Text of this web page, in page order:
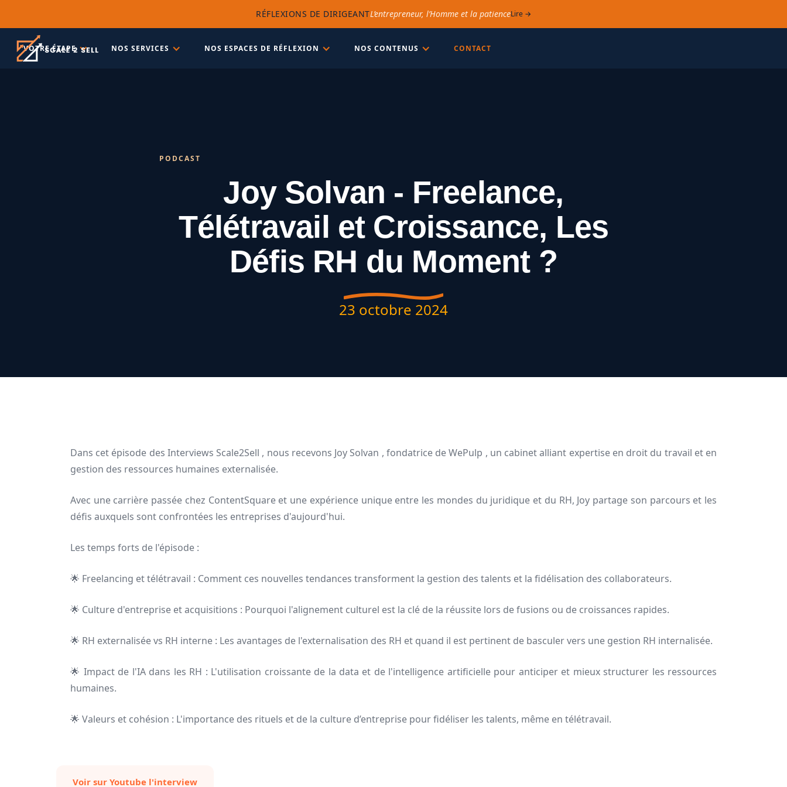
RÉFLEXIONS DE DIRIGEANTL’entrepreneur, l’Homme et la patienceLire →
VOTRE ÉTAPE NOS SERVICES NOS ESPACES DE RÉFLEXION NOS CONTENUS CONTACT
PODCAST
Joy Solvan - Freelance,
Télétravail et Croissance, Les
Défis RH du Moment ?
23 octobre 2024
Dans cet épisode des Interviews Scale2Sell , nous recevons Joy Solvan , fondatrice de WePulp , un cabinet alliant expertise en droit du travail et en
gestion des ressources humaines externalisée.
Avec une carrière passée chez ContentSquare et une expérience unique entre les mondes du juridique et du RH, Joy partage son parcours et les
défis auxquels sont confrontées les entreprises d'aujourd'hui.
Les temps forts de l'épisode :
🌟 Freelancing et télétravail : Comment ces nouvelles tendances transforment la gestion des talents et la fidélisation des collaborateurs.
🌟 Culture d'entreprise et acquisitions : Pourquoi l'alignement culturel est la clé de la réussite lors de fusions ou de croissances rapides.
🌟 RH externalisée vs RH interne : Les avantages de l'externalisation des RH et quand il est pertinent de basculer vers une gestion RH internalisée.
🌟 Impact de l'IA dans les RH : L'utilisation croissante de la data et de l'intelligence artificielle pour anticiper et mieux structurer les ressources
humaines.
🌟 Valeurs et cohésion : L'importance des rituels et de la culture d’entreprise pour fidéliser les talents, même en télétravail.
Voir sur Youtube l'interview